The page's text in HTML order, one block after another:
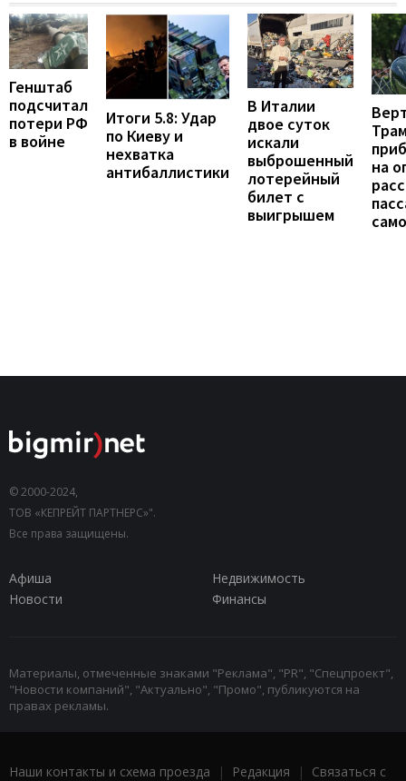
Генштаб
подсчитал
потери РФ
в войне
Итоги 5.8: Удар
по Киеву и
нехватка
антибаллистики
В Италии
двое суток
искали
выброшенный
лотерейный
билет с
выигрышем
на
© 2000-2024,
ТОВ «КЕПРЕЙТ ПАРТНЕРС»".
Все права защищены.
Афиша
Недвижимость
Новости
Финансы
Материалы, отмеченные знаками "Реклама", "PR", "Спецпроект",
"Новости компаний", "Актуально", "Промо", публикуются на
правах рекламы.
Наши контакты и схема проезда | Редакция | Связаться с